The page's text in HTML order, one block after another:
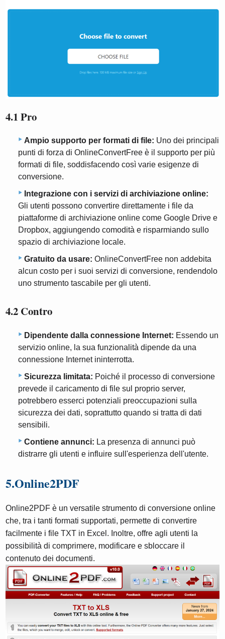
4.1 Pro
Ampio supporto per formati di file: Uno dei principali
punti di forza di OnlineConvertFree è il supporto per più
formati di file, soddisfacendo così varie esigenze di
conversione.
Integrazione con i servizi di archiviazione online:
Gli utenti possono convertire direttamente i file da
piattaforme di archiviazione online come Google Drive e
Dropbox, aggiungendo comodità e risparmiando sullo
spazio di archiviazione locale.
Gratuito da usare: OnlineConvertFree non addebita
alcun costo per i suoi servizi di conversione, rendendolo
uno strumento tascabile per gli utenti.
4.2 Contro
Dipendente dalla connessione Internet: Essendo un
servizio online, la sua funzionalità dipende da una
connessione Internet ininterrotta.
Sicurezza limitata: Poiché il processo di conversione
prevede il caricamento di file sul proprio server,
potrebbero esserci potenziali preoccupazioni sulla
sicurezza dei dati, soprattutto quando si tratta di dati
sensibili.
Contiene annunci: La presenza di annunci può
distrarre gli utenti e influire sull'esperienza dell'utente.
5.Online2PDF
Online2PDF è un versatile strumento di conversione online
che, tra i tanti formati supportati, permette di convertire
facilmente i file TXT in Excel. Inoltre, offre agli utenti la
possibilità di comprimere, modificare e sbloccare il
contenuto dei documenti.